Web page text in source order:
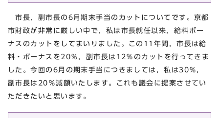
市長，副市長の6月期末手当のカットについてです。京都
市財政が非常に厳しい中で，私は市長就任以来，給料ボー
ナスのカットをしてまいりました。この11年間，市長は給
料・ボーナスを20％，副市長は12％のカットを行ってきま
した。今回の6月の期末手当につきましては，私は30％，
副市長は20％減額いたします。これも議会に提案させてい
ただきたいと思います。